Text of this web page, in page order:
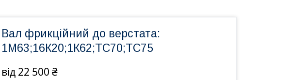
Вал фрикційний до верстата:
1М63;16К20;1К62;ТС70;ТС75
від 22 500 ₴